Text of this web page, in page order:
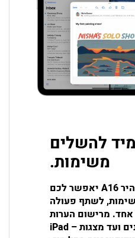
להשלים
משימות.
השבב הסופר-מהיר A16 יאפשר לכם
לשתף פעולה
מרישום הערות
ועד גרפים, ממתכונים ועד מצגות – iPad